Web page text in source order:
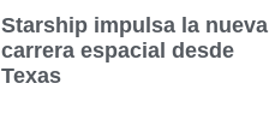
Starship impulsa la nueva
carrera espacial desde
Texas